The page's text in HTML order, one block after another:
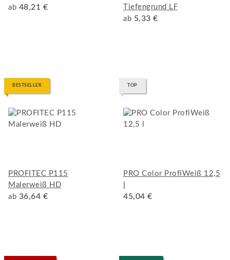
ab 48,21 €
Tiefengrund LF
ab 5,33 €
BESTSELLER
PROFITEC P115
Malerweiß HD
ab 36,64 €
TOP
PRO Color ProfiWeiß 12,5
45,04 €